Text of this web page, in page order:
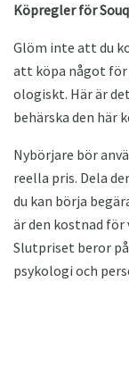
Köpregler för
Glöm inte att du
att köpa något
ologiskt. Här är
behärska den här
Nybörjare bör
reella pris. Dela
du kan börja
är den kostnad för
Slutpriset beror
psykologi och